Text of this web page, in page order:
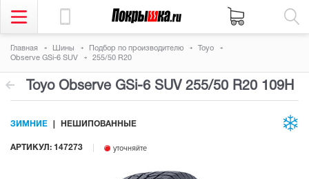
Главная Шины Подбор по производителю
Toyo
Observe GSi-6 SUV
255/50 R20
Toyo Observe GSi-6 SUV 255/50 R20 109H
АРТИКУЛ: 147273 уточняйте
ЗИМНИЕ НЕШИПОВАННЫЕ